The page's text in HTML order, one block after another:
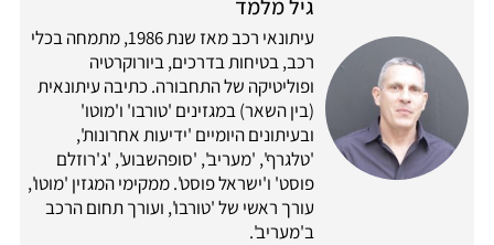
גיל מלמד
עיתונאי רכב מאז שנת 1986, מתמחה בכלי
רכב, בטיחות בדרכים, ביורוקרטיה
ופוליטיקה של התחבורה. כתיבה עיתונאית
(בין השאר) במגזינים 'טורבו' ו'מוטו'
ובעיתונים היומיים 'ידיעות אחרונות',
'טלגרף', 'מעריב', 'סופהשבוע', 'ג'רוזלם
פוסט' ו'ישראל פוסט'. ממקימי המגזין 'מוטו',
עורך ראשי של 'טורבו', ועורך תחום הרכב
ב'מעריב'.